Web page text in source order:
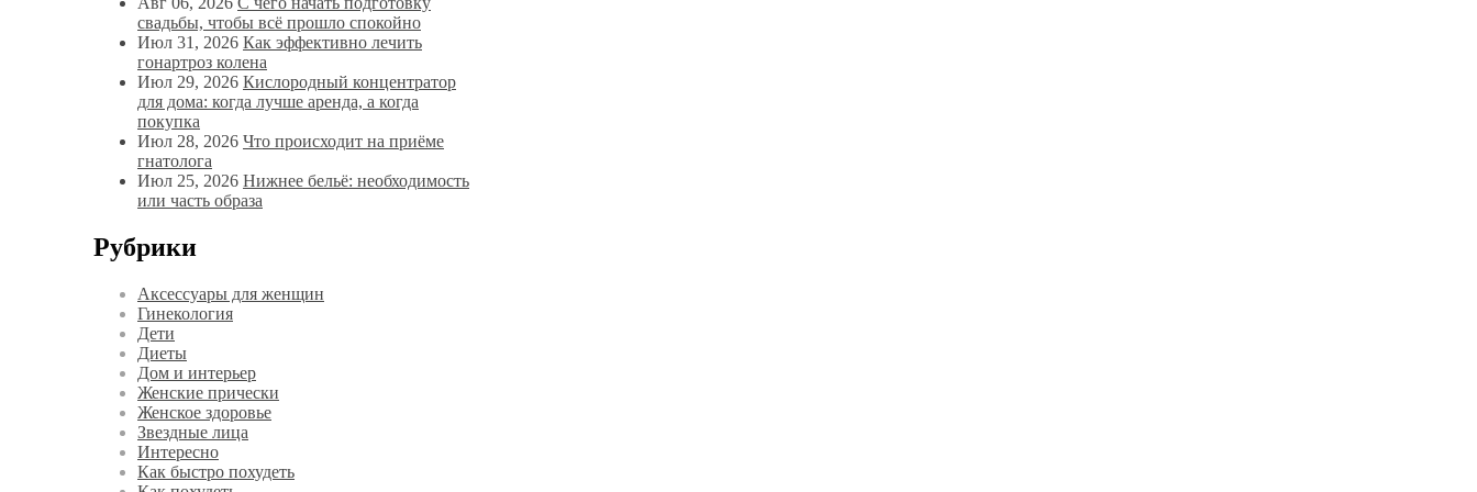
свадьбы, чтобы всё прошло спокойно
Июл 31, 2026 Как эффективно лечить
гонартроз колена
Июл 29, 2026 Кислородный концентратор
для дома: когда лучше аренда, а когда
покупка
Июл 28, 2026 Что происходит на приёме
гнатолога
Июл 25, 2026 Нижнее бельё: необходимость
или часть образа
Рубрики
Аксессуары для женщин
Гинекология
Дети
Диеты
Дом и интерьер
Женские прически
Женское здоровье
Звездные лица
Интересно
Как быстро похудеть